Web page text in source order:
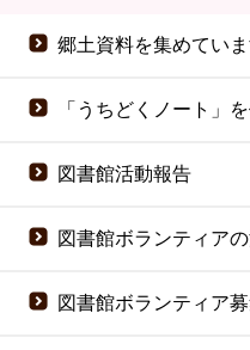
郷土資料を集めていま
「うちどくノート」
図書館活動報告
図書館ボランティア
図書館ボランティア